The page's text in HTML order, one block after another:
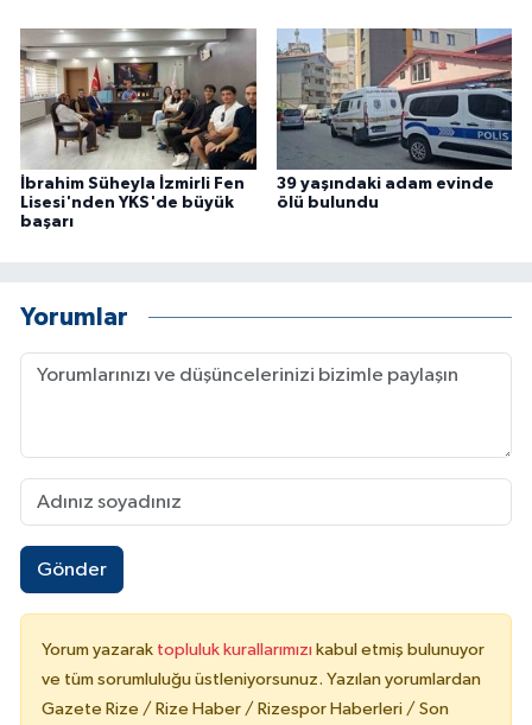
İbrahim Süheyla İzmirli Fen
Lisesi'nden YKS'de büyük
başarı
39 yaşındaki adam evinde
ölü bulundu
Yorumlar
Gönder
Yorum yazarak topluluk kurallarımızı kabul etmiş bulunuyor
ve tüm sorumluluğu üstleniyorsunuz. Yazılan yorumlardan
Gazete Rize / Rize Haber / Rizespor Haberleri / Son